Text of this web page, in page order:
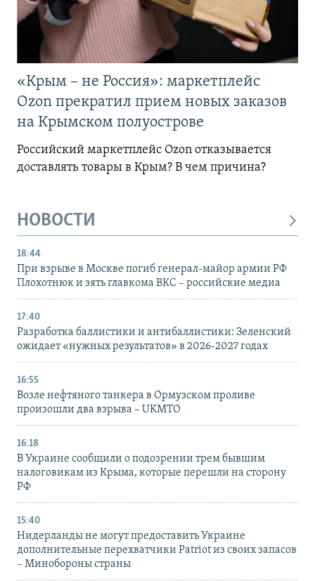
«Крым – не Россия»: маркетплейс
Ozon прекратил прием новых заказов
на Крымском полуострове
Российский маркетплейс Ozon отказывается
доставлять товары в Крым? В чем причина?
НОВОСТИ
18:44
При взрыве в Москве погиб генерал-майор армии РФ
Плохотнюк и зять главкома ВКС – российские медиа
17:40
Разработка баллистики и антибаллистики: Зеленский
ожидает «нужных результатов» в 2026-2027 годах
16:55
Возле нефтяного танкера в Ормузском проливе
произошли два взрыва – UKMTO
16:18
В Украине сообщили о подозрении трем бывшим
налоговикам из Крыма, которые перешли на сторону
РФ
15:40
Нидерланды не могут предоставить Украине
дополнительные перехватчики Patriot из своих запасов
– Минобороны страны